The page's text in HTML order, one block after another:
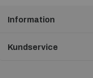
Information
Kundservice